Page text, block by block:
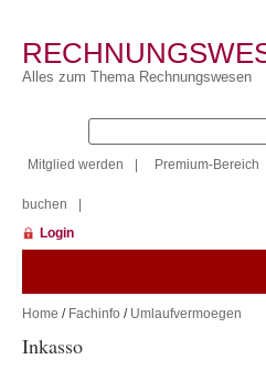
Alles zum Thema Rechnungswesen
Mitglied werden Premium-Bereich
buchen
Login
Home / Fachinfo / Umlaufvermoegen
Inkasso